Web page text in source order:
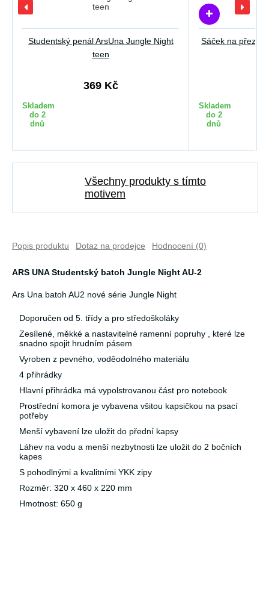
Studentský penál ArsUna Jungle Night
teen
369 Kč
Skladem
do 2
dnů
Sáček na
Skladem
do 2
dnů
Všechny produkty s tímto
motivem
Popis produktu Dotaz na prodejce Hodnocení (0)
ARS UNA Studentský batoh Jungle Night AU-2
Ars Una batoh AU2 nové série Jungle Night
Doporučen od 5. třídy a pro středoškoláky
Zesílené, měkké a nastavitelné ramenní popruhy , které lze
snadno spojit hrudním pásem
Vyroben z pevného, voděodolného materiálu
4 přihrádky
Hlavní přihrádka má vypolstrovanou část pro notebook
Prostřední komora je vybavena všitou kapsičkou na psací
potřeby
Menší vybavení lze uložit do přední kapsy
Láhev na vodu a menší nezbytnosti lze uložit do 2 bočních
kapes
S pohodlnými a kvalitními YKK zipy
Rozměr: 320 x 460 x 220 mm
Hmotnost: 650 g